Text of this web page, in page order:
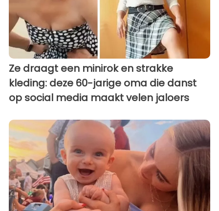
Ze draagt een minirok en strakke
kleding: deze 60-jarige oma die danst
op social media maakt velen jaloers